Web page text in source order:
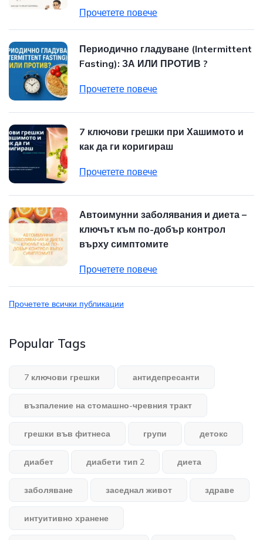
Прочетете повече
Периодично гладуване (Intermittent
Fasting): ЗА ИЛИ ПРОТИВ ?
Прочетете повече
7 ключови грешки при Хашимото и
как да ги коригираш
Прочетете повече
Автоимунни заболявания и диета –
ключът към по-добър контрол
върху симптомите
Прочетете повече
Прочетете всички публикации
Popular Tags
7 ключови грешки антидепресанти
възпаление на стомашно-чревния тракт
грешки във фитнеса групи детокс
диабет диабети тип 2 диета
заболяване заседнал живот здраве
интуитивно хранене